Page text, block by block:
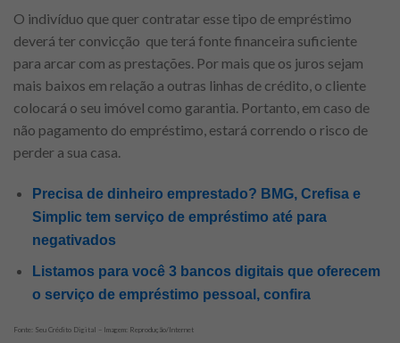
O indivíduo que quer contratar esse tipo de empréstimo
deverá ter convicção que terá fonte financeira suficiente
para arcar com as prestações. Por mais que os juros sejam
mais baixos em relação a outras linhas de crédito, o cliente
colocará o seu imóvel como garantia. Portanto, em caso de
não pagamento do empréstimo, estará correndo o risco de
perder a sua casa.
Precisa de dinheiro emprestado? BMG, Crefisa e
Simplic tem serviço de empréstimo até para
negativados
Listamos para você 3 bancos digitais que oferecem
o serviço de empréstimo pessoal, confira
Fonte: Seu Crédito Digital – Imagem: Reprodução/Internet